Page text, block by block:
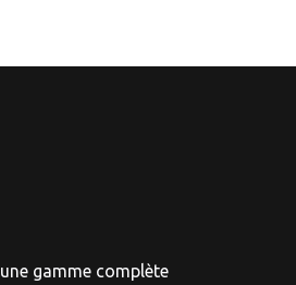
gamme complète